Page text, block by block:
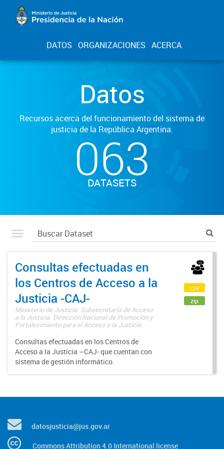
DATOS ORGANIZACIONES ACERCA
Datos
Recursos acerca del funcionamiento del sistema de
justicia de la República Argentina.
063
DATASETS
Consultas efectuadas en
los Centros de Acceso a la
Justicia -CAJ-
Ministerio de Justicia. Subsecretaría de Acceso
a la Justicia. Dirección Nacional de Promoción y
Fortalecimiento para el Acceso a la Justicia
Consultas efectuadas en los Centros de
Acceso a la Justicia –CAJ- que cuentan con
sistema de gestión informático.
csv
zip
datosjusticia@jus.gov.ar
Commons Attribution 4.0 International license